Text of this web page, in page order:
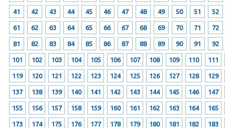
41 42 43 44 45 46 47 48 49 50 51 52
61 62 63 64 65 66 67 68 69 70 71 72
81 82 83 84 85 86 87 88 89 90 91 92
101 102 103 104 105 106 107 108 109 110 111
119 120 121 122 123 124 125 126 127 128 129
137 138 139 140 141 142 143 144 145 146 147
155 156 157 158 159 160 161 162 163 164 165
173 174 175 176 177 178 179 180 181 182 183